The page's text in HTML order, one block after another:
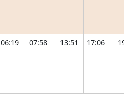
06:19 07:58 13:51 17:06